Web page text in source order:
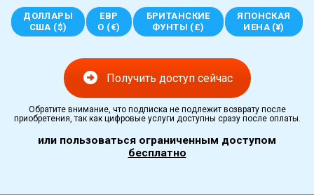
ДОЛЛАРЫ
США ($)
ЕВР
О (€)
БРИТАНСКИЕ
ФУНТЫ (£)
ЯПОНСКАЯ
ИЕНА (¥)
Получить доступ сейчас
Обратите внимание, что подписка не подлежит возврату после
приобретения, так как цифровые услуги доступны сразу после оплаты.
или пользоваться ограниченным доступом
бесплатно